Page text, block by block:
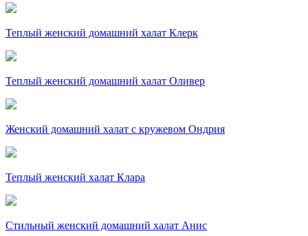
Теплый женский домашний халат Клерк
Теплый женский домашний халат Оливер
Женский домашний халат с кружевом Ондрия
Теплый женский халат Клара
Стильный женский домашний халат Анис